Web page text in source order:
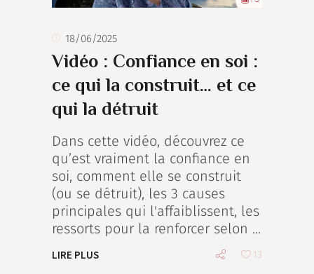
18/06/2025
Vidéo : Confiance en soi :
ce qui la construit… et ce
qui la détruit
Dans cette vidéo, découvrez ce
qu’est vraiment la confiance en
soi, comment elle se construit
(ou se détruit), les 3 causes
principales qui l'affaiblissent, les
ressorts pour la renforcer selon
LIRE PLUS 13